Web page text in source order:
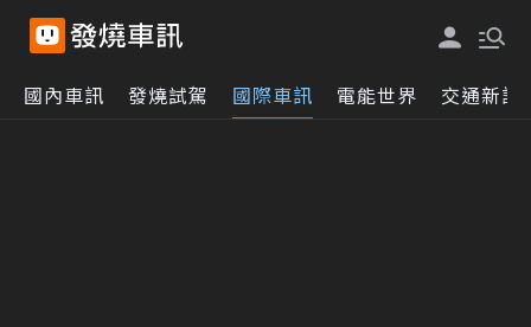
國內車訊 發燒試駕 國際車訊 電能世界 交通新訊